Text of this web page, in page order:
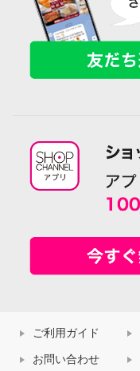
ご利用ガイド
お問い合わせ